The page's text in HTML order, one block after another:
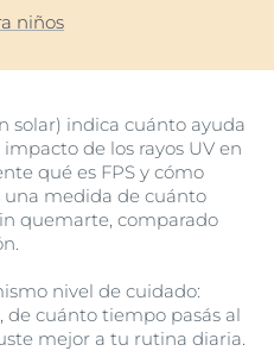
niños
solar) indica cuánto ayuda
de los rayos UV en
qué es FPS y cómo
una medida de cuánto
quemarte, comparado
nivel de cuidado:
, de cuánto tiempo pasás al
mejor a tu rutina diaria.